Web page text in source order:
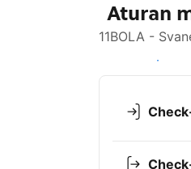
Aturan
11BOLA -
Lihat